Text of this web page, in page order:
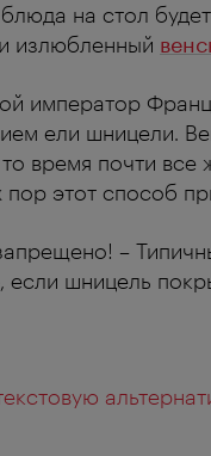
на стол
излюбленный
император
ели шницели.
время почти все
пор этот способ
–
если шницель